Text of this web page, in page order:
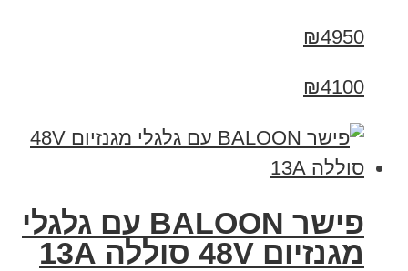
₪4950
₪4100
פישר BALOON עם גלגלי
מגנזיום 48V סוללה 13A